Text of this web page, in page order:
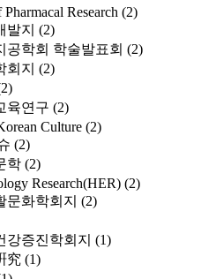
Research (2)
발지 (2)
공학회 학술발표회 (2)
회지 (2)
육연구 (2)
Culture (2)
(2)
학 (2)
Research(HER) (2)
문화학회지 (2)
강증진학회지 (1)
究 (1)